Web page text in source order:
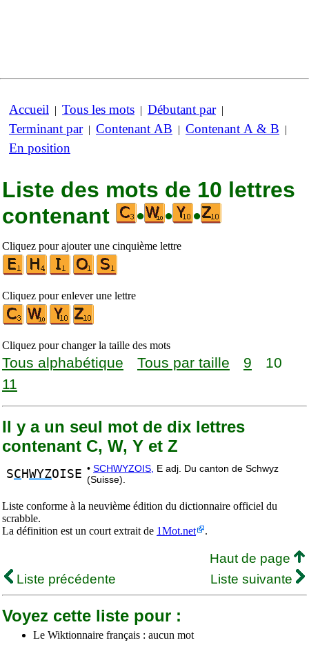
Accueil | Tous les mots | Débutant par|
Terminant par| Contenant AB | Contenant A & B |
En position
Liste des mots de 10 lettres
contenant
• • •
Cliquez pour ajouter une cinquième lettre
Cliquez pour enlever une lettre
Cliquez pour changer la taille des mots
Tous alphabétique Tous par taille 9
10
11
Il y a un seul mot de dix lettres
contenant C, W, Y et Z
SC HWYZOISE • SCHWYZOIS, E adj. Du canton de Schwyz
(Suisse).
Liste conforme à la neuvième édition du dictionnaire officiel du
scrabble.
La définition est un court extrait de 1Mot.net .
Haut de page
Liste précédente
Liste suivante
Voyez cette liste pour :
Le Wiktionnaire français : aucun mot